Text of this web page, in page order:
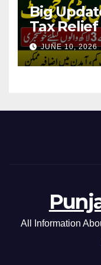
Big
Tax
for
Pakistan
JUNE 10, 2026
All Information